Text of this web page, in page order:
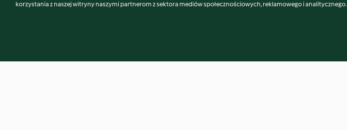
korzystania z naszej witryny naszymi partnerom z sektora mediów społecznościowych, reklamowego i analitycznego.